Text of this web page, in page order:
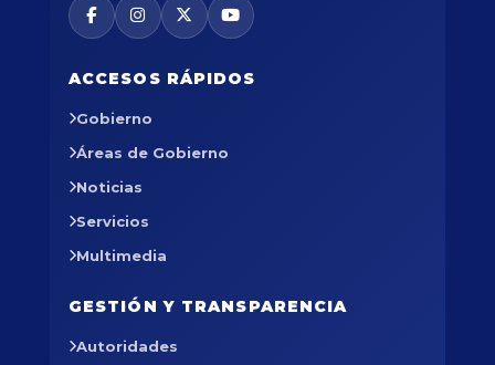
ACCESOS RÁPIDOS
Gobierno
Áreas de Gobierno
Noticias
Servicios
Multimedia
GESTIÓN Y TRANSPARENCIA
Autoridades